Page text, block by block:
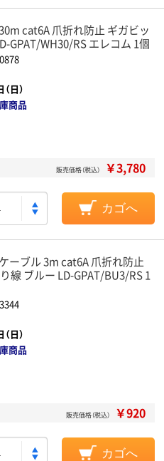
cat6A 爪折れ防止 ギガビッ
GPAT/WH30/RS エレコム 1個
日）
商品
販売価格（税込） ￥3,780
カゴへ
ーブル 3m cat6A 爪折れ防止
線 ブルー LD-GPAT/BU3/RS 1
日）
商品
販売価格（税込） ￥920
カゴへ